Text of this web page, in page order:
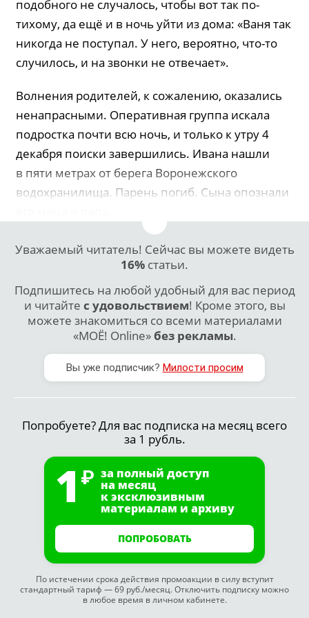
подобного не случалось, чтобы вот так по-
тихому, да ещё и в ночь уйти из дома: «Ваня так
никогда не поступал. У него, вероятно, что-то
случилось, и на звонки не отвечает».
Волнения родителей, к сожалению, оказались
ненапрасными. Оперативная группа искала
подростка почти всю ночь, и только к утру 4
декабря поиски завершились. Ивана нашли
в пяти метрах от берега Воронежского
водохранилища. Парень погиб. Сына опознали
Уважаемый читатель! Сейчас вы можете видеть
16% статьи.
Подпишитесь на любой удобный для вас период
и читайте с удовольствием! Кроме этого, вы
можете знакомиться со всеми материалами
«МОЁ! Online»без рекламы.
Вы уже подписчик? Милости просим
Попробуете? Для вас подписка на месяц всего
за 1 рубль.
1 за полный доступ
на месяц
к эксклюзивным
материалам и архиву
ПОПРОБОВАТЬ
По истечении срока действия промоакции в силу вступит
стандартный тариф — 69 руб./месяц. Отключить подписку можно
в любое время в личном кабинете.